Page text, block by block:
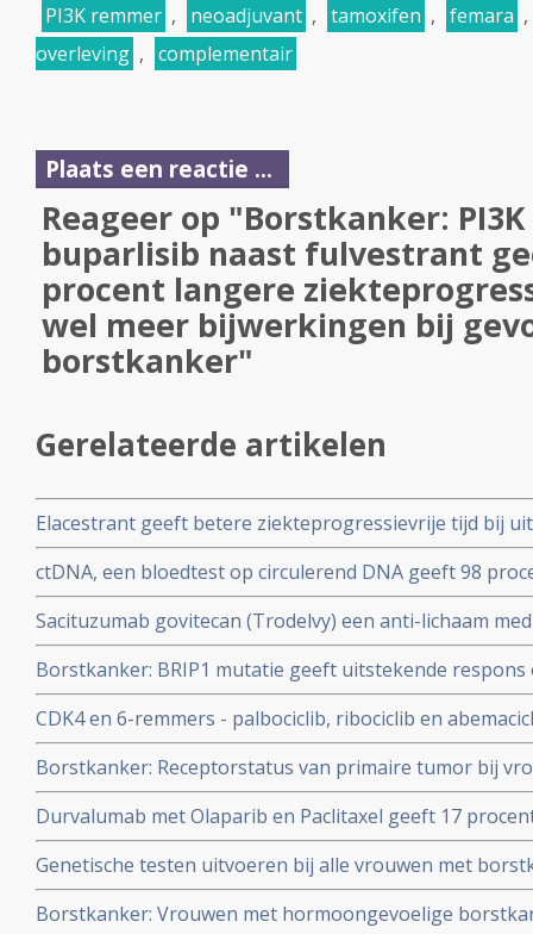
PI3K remmer , neoadjuvant , tamoxifen , femara ,
overleving , complementair
Plaats een reactie ...
Reageer op "Borstkanker:
buparlisib naast fulvestrant
procent langere
wel meer bijwerkingen bij
borstkanker"
Gerelateerde artikelen
Elacestrant geeft betere ziekteprogressievrije tijd bij
plus / HER2 negatief en met ESR1 mutatie) na falen
hormoontherapie
ctDNA, een bloedtest op circulerend DNA geeft 98
borstkankerpatienten en bewijst effectiviteit van
studie met 350 patienten
Sacituzumab govitecan (Trodelvy) een anti-lichaam
resultaten bij borstkankerpatiënten met
borstkanker met TROP-2 mutatie in vergelijking met
Borstkanker: BRIP1 mutatie geeft uitstekende
positieve, HER2-negatieve borstkanker blijkt uit
CDK4 en 6-remmers - palbociclib, ribociclib en
effectief bij patiënten met mutaties in deze genen
met wild types van genoemde genen
Borstkanker: Receptorstatus van primaire tumor bij
borstkanker verschilt gemiddeld 31 procent (range 20
subtype) met die van de receptorstatus van de
Durvalumab met Olaparib en Paclitaxel geeft 17
vergelijking met alleen chemo bij vrouwen met
maar ook bij HER2 positief en triple negatief
Genetische testen uitvoeren bij alle vrouwen met
aan eierstokkanker en borstkanker voorkomen en is
vergeleken met genetisch testen op basis van
Borstkanker: Vrouwen met hormoongevoelige